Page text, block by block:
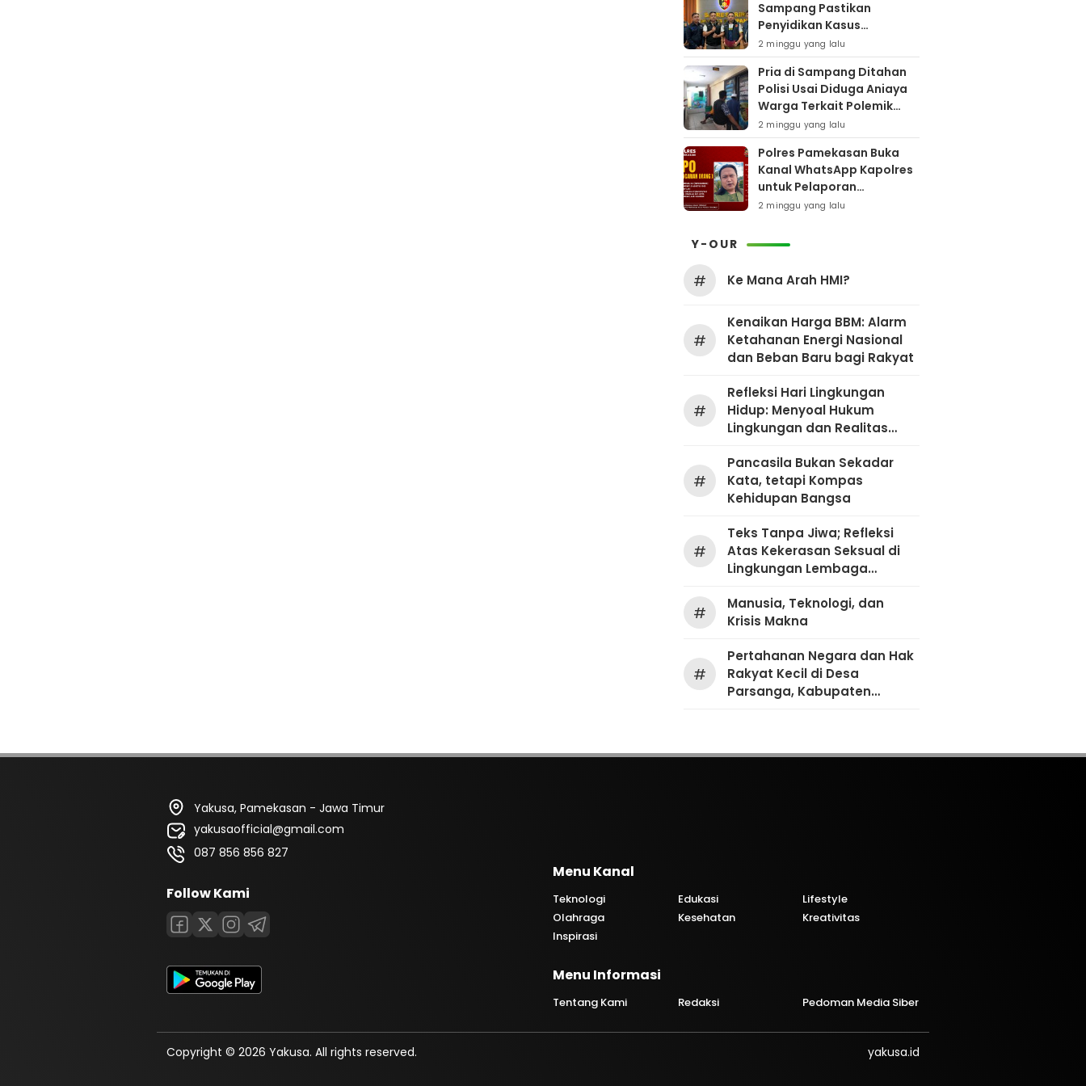
Sampang Pastikan
Penyidikan Kasus
Rudapaksa Anak Berjalan
Sesuai Fakta Hukum
2 minggu yang lalu
Pria di Sampang Ditahan
Polisi Usai Diduga Aniaya
Warga Terkait Polemik
Bansos
2 minggu yang lalu
Polres Pamekasan Buka
Kanal WhatsApp Kapolres
untuk Pelaporan
Keberadaan DPO AEF
2 minggu yang lalu
Y-OUR
# Ke Mana Arah HMI?
#
Kenaikan Harga BBM: Alarm
Ketahanan Energi Nasional
dan Beban Baru bagi Rakyat
#
Refleksi Hari Lingkungan
Hidup: Menyoal Hukum
Lingkungan dan Realitas
#
Pancasila Bukan Sekadar
Kata, tetapi Kompas
Kehidupan Bangsa
#
Teks Tanpa Jiwa; Refleksi
Atas Kekerasan Seksual di
Lingkungan Lembaga
#
Manusia, Teknologi, dan
Krisis Makna
#
Pertahanan Negara dan Hak
Rakyat Kecil di Desa
Parsanga, Kabupaten
Yakusa, Pamekasan - Jawa Timur
yakusaofficial@gmail.com
087 856 856 827
Follow Kami
Menu Kanal
Teknologi Edukasi
Lifestyle
Olahraga
Kesehatan
Kreativitas
Inspirasi
Menu Informasi
Tentang Kami Redaksi Pedoman Media Siber
Copyright © 2026 Yakusa. All rights reserved. yakusa.id